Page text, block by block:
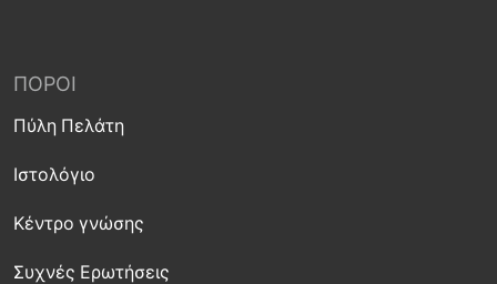
ΠΌΡΟΙ
Πύλη Πελάτη
Ιστολόγιο
Κέντρο γνώσης
Συχνές Ερωτήσεις